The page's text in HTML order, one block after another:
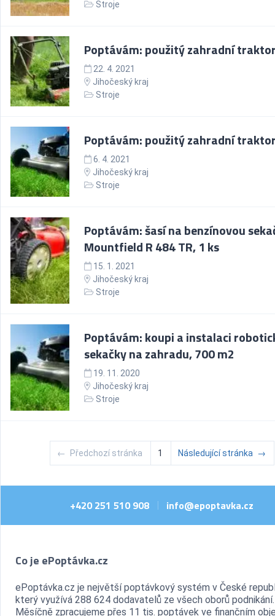
Stroje
Poptávám: použitý zahradní
22. 4. 2021
Jihočeský kraj
Stroje
Poptávám: použitý zahradní
6. 4. 2021
Jihočeský kraj
Stroje
Poptávám: šasí na benzínovou
Mountfield R 484 TR, 1 ks
15. 1. 2021
Jihočeský kraj
Stroje
Poptávám: koupi a instalaci
sekačky na zahradu, 700 m2
19. 11. 2020
Jihočeský kraj
Stroje
← Předchozí stránka 1 Následující stránka →
+420 251 510 908 | info@epoptavka.cz
Co je ePoptávka.cz
ePoptávka.cz je největší poptávkový systém v České
který využívá 288 624 dodavatelů ze všech oborů podnikání.
Měsíčně zpracujeme přes 11 tis. poptávek ve finančním